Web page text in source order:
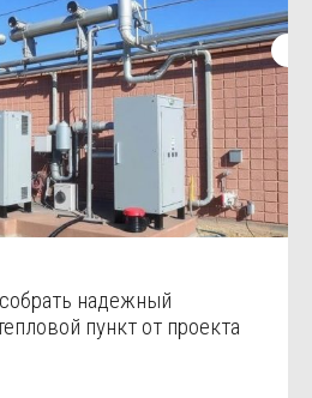
надежный
пункт от проекта